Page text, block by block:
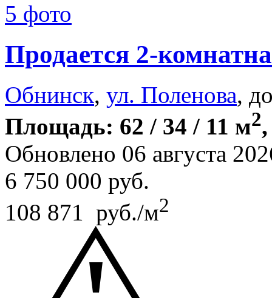
5 фото
Продается 2-
Обнинск, ул. Поленова,
Площадь: 62 / 34 / 11 м2
Обновлено 06 августа
6 750 000 руб.
108 871 руб./м2